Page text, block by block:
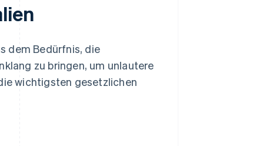
dem Bedürfnis, die
zu bringen, um unlautere
wichtigsten gesetzlichen